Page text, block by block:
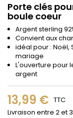
Porte clés
boule coeur
Argent sterling
Convient aux
idéal pour : Noël,
mariage
L'ouverture pour
argent
13,99 € TTC
Livraison entre 2 et